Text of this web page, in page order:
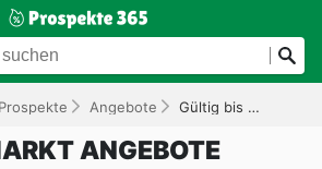
Angebote Gültig bis 31.12.2025
ANGEBOTE